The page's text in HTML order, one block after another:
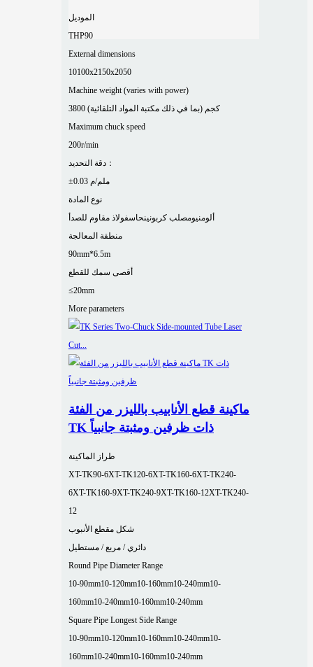
الموديل
THP90
External dimensions
10100x2150x2050
Machine weight (varies with power)
3800 كجم (بما في ذلك مكتبة المواد التلقائية)
Maximum chuck speed
200r/min
دقة التحديد：
±0.03 ملم/م
نوع المادة
ألومنيومصلب كربونينحاسفولاذ مقاوم للصدأ
منطقة المعالجة
90mm*6.5m
أقصى سمك للقطع
≤20mm
More parameters
ماكينة قطع الأنابيب بالليزر من الفئة
TK ذات ظرفين ومثبتة جانبياً
طراز الماكينة
XT-TK90-6XT-TK120-6XT-TK160-6XT-TK240-
6XT-TK160-9XT-TK240-9XT-TK160-12XT-TK240-
12
شكل مقطع الأنبوب
دائري / مربع / مستطيل
Round Pipe Diameter Range
10-90mm10-120mm10-160mm10-240mm10-
160mm10-240mm10-160mm10-240mm
Square Pipe Longest Side Range
10-90mm10-120mm10-160mm10-240mm10-
160mm10-240mm10-160mm10-240mm